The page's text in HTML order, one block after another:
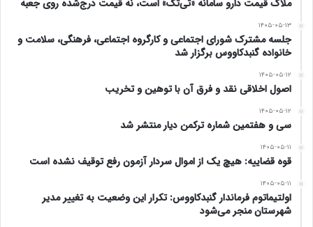
ملاک قیمت دارو سامانه «تی‌تک» است، نه قیمت درج‌شده روی جعبه
۱۴۰۵-۰۵-۱۳
جلسه مشترک شورای اجتماعی و کارگروه اجتماعی، فرهنگی، سلامت و
خانواده گنبدکاووس برگزار شد
۱۴۰۵-۰۵-۱۲
اصول اخلاقی نقد و فرق آن با توهین و تخریب
۱۴۰۵-۰۵-۱۲
سی و هفتمین شماره ترکمن دیار منتشر شد
۱۴۰۵-۰۵-۱۱
قوه قضاییه: هیچ یک از اموال سردار آزمون رفع توقیف نشده است
۱۴۰۵-۰۵-۱۱
اولتیماتوم فرماندار گنبدکاووس: تکرار این وضعیت به تغییر مدیر
شهرستان منجر می‌شود